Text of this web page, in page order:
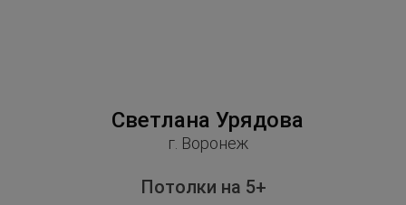
Светлана Урядова
г. Воронеж
Потолки на 5+